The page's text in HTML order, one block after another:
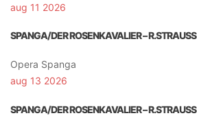
aug 11 2026
SPANGA/DER ROSENKAVALIER – R.STRAUSS
Opera Spanga
aug 13 2026
SPANGA/DER ROSENKAVALIER – R.STRAUSS